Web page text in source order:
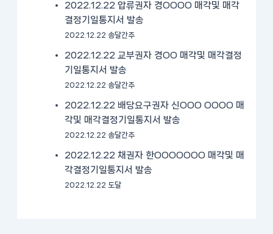
2022.12.22 압류권자 경OOOO 매각및 매각
결정기일통지서 발송
2022.12.22 송달간주
2022.12.22 교부권자 경OO 매각및 매각결정
기일통지서 발송
2022.12.22 송달간주
2022.12.22 배당요구권자 신OOO OOOO 매
각및 매각결정기일통지서 발송
2022.12.22 송달간주
2022.12.22 채권자 한OOOOOOO 매각및 매
각결정기일통지서 발송
2022.12.22 도달